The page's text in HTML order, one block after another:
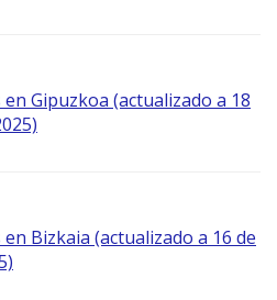
en Gipuzkoa (actualizado a 18
Bizkaia (actualizado a 16 de